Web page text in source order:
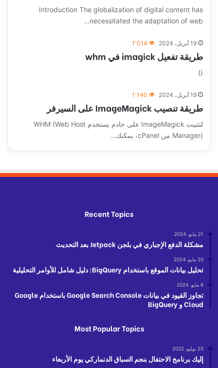
Introduction The globalization of digital content has
necessitated the adaptation of web…
19 أبريل، 2024 1٬014
طريقة تفعيل imagick في whm
()
19 أبريل، 2024 1٬140
طريقة تنصيب ImageMagick على السيرفر
لتثبيت ImageMagick على خادم يستخدم WHM (Web Host
Manager) من cPanel، يمكنك…
Recent Topics
21 مايو، 2024
مشكلة الدفع الإجباري في بلجن Jetpack بعد التحديث
20 مايو، 2024
تحليل بيانات الموقع باستخدام BigQuery: دليل شامل للأوامر التحليلية
6 مايو، 2024
تجاوز القيود في بيانات Google Search Console باستخدام Google
Cloud و BigQuery
Most Popular Topics
25 يوليو، 2022
إليك برنامج الاحتفال بنجم السباق الدنماركي يوم الأربعاء